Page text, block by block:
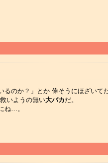
るのか？」とか 偉そうにほざいて
いようの無い大バカだ。
ね…。